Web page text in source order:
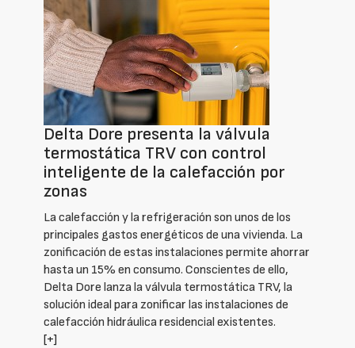
Delta Dore presenta la válvula
termostática TRV con control
inteligente de la calefacción por
zonas
La calefacción y la refrigeración son unos de los
principales gastos energéticos de una vivienda. La
zonificación de estas instalaciones permite ahorrar
hasta un 15% en consumo. Conscientes de ello,
Delta Dore lanza la válvula termostática TRV, la
solución ideal para zonificar las instalaciones de
calefacción hidráulica residencial existentes.
[+]